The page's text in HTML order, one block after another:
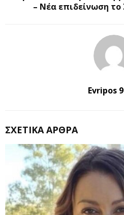
– Νέα επιδείνωση
Evripos
ΣΧΕΤΙΚΆ ΆΡΘΡΑ